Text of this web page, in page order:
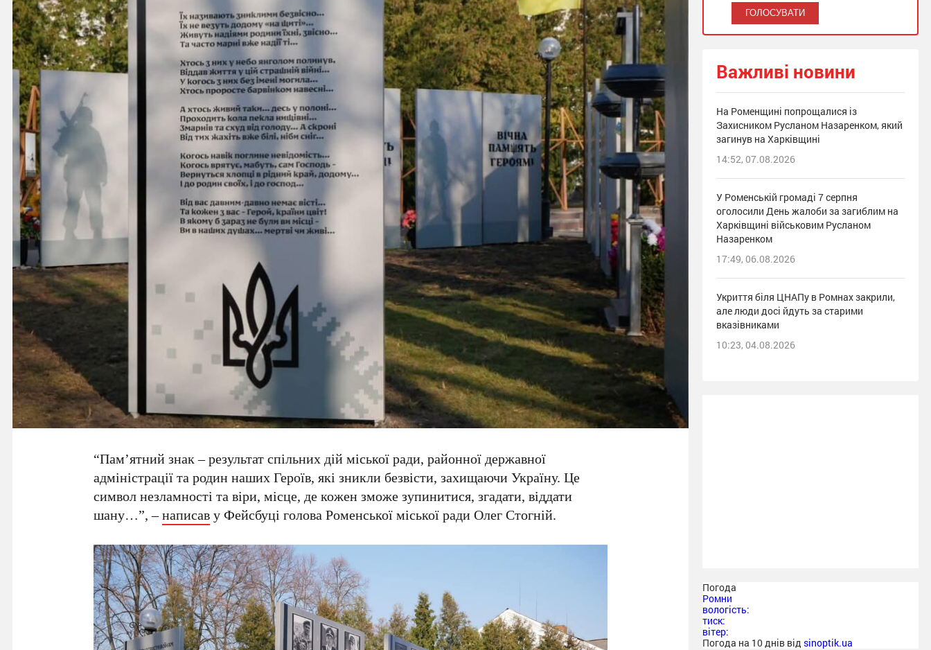
“Пам’ятний знак – результат спільних дій міської ради, районної державної
адміністрації та родин наших Героїв, які зникли безвісти, захищаючи Україну. Це
символ незламності та віри, місце, де кожен зможе зупинитися, згадати, віддати
шану…”, –написаву Фейсбуці голова Роменської міської ради Олег Стогній.
Важливі новини
На Роменщині попрощалися із
Захисником Русланом Назаренком, який
загинув на Харківщині
14:52, 07.08.2026
У Роменській громаді 7 серпня
оголосили День жалоби за загиблим на
Харківщині військовим Русланом
Назаренком
17:49, 06.08.2026
Укриття біля ЦНАПу в Ромнах закрили,
але люди досі йдуть за старими
вказівниками
10:23, 04.08.2026
Погода
Ромни
вологість:
тиск:
вітер:
Погода на 10 днів від sinoptik.ua